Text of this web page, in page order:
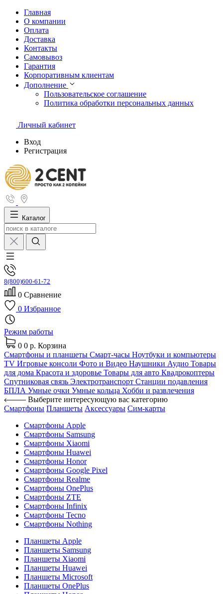
Главная
О компании
Оплата
Доставка
Контакты
Самовывоз
Гарантия
Корпоративным клиентам
Дополнение
Пользовательское соглашение
Политика обработки персональных данных
Личный кабинет
Вход
Регистрация
Каталог
8(800)600-61-72
0 Сравнение
0 Избранное
Режим работы
0 0 р. Корзина
Смартфоны и планшеты Смарт-часы Ноутбуки и компьютеры
TV Игровые консоли Фото и Видео Наушники Аудио Товары
для дома Красота и здоровье Товары для авто Квадрокоптеры
Спутниковая связь Электротранспорт Станции подавления
БПЛА Умные очки Умные кольца Хобби и развлечения
Выберите интересующую вас категорию
Смартфоны Планшеты Аксессуары Сим-карты
Смартфоны Apple
Смартфоны Samsung
Смартфоны Xiaomi
Смартфоны Huawei
Смартфоны Honor
Смартфоны Google Pixel
Смартфоны Realme
Смартфоны OnePlus
Смартфоны ZTE
Смартфоны Infinix
Смартфоны Tecno
Смартфоны Nothing
Планшеты Apple
Планшеты Samsung
Планшеты Xiaomi
Планшеты Huawei
Планшеты Microsoft
Планшеты OnePlus